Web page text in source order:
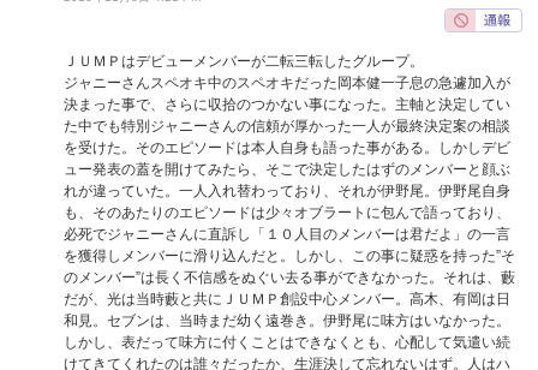
ＪＵＭＰはデビューメンバーが二転三転したグループ。
ジャニーさんスペオキ中のスペオキだった岡本健一子息の急遽加入が
決まった事で、さらに収拾のつかない事になった。主軸と決定してい
た中でも特別ジャニーさんの信頼が厚かった一人が最終決定案の相談
を受けた。そのエピソードは本人自身も語った事がある。しかしデビ
ュー発表の蓋を開けてみたら、そこで決定したはずのメンバーと顔ぶ
れが違っていた。一人入れ替わっており、それが伊野尾。伊野尾自身
も、そのあたりのエピソードは少々オブラートに包んで語っており、
必死でジャニーさんに直訴し「１０人目のメンバーは君だよ」の一言
を獲得しメンバーに滑り込んだと。しかし、この事に疑惑を持った”そ
のメンバー”は長く不信感をぬぐい去る事ができなかった。それは、藪
だが、光は当時藪と共にＪＵＭＰ創設中心メンバー。高木、有岡は日
和見。セブンは、当時まだ幼く遠巻き。伊野尾に味方はいなかった。
しかし、表だって味方に付くことはできなくとも、心配して気遣い続
けてきてくれたのは誰々だったか、生涯決して忘れないはず。人はハ